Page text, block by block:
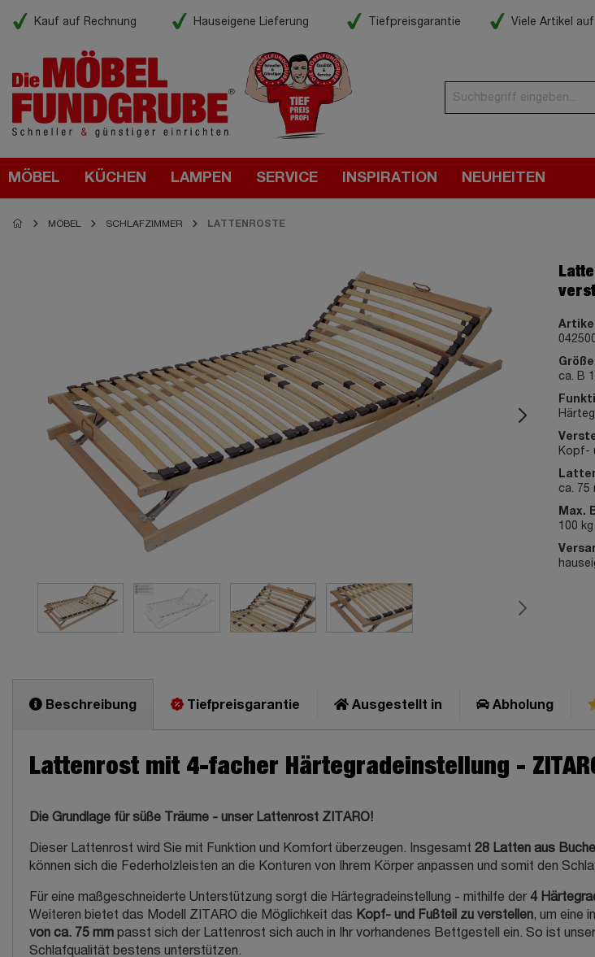
Kauf auf Rechnung Hauseigene Lieferung Tiefpreisgarantie Viele Artikel
MÖBEL KÜCHEN LAMPEN SERVICE INSPIRATION NEUHEITEN
MÖBEL SCHLAFZIMMER LATTENROSTE
ca. B
Kopf-
ca. 75
Max.
100 kg
Beschreibung Tiefpreisgarantie Ausgestellt in Abholung
Lattenrost mit 4-facher Härtegradeinstellung -
Die Grundlage für süße Träume - unser Lattenrost ZITARO!
Dieser Lattenrost wird Sie mit Funktion und Komfort überzeugen. Insgesamt 28 Latten aus
können sich die Federholzleisten an die Konturen von Ihrem Körper anpassen und somit den
Für eine maßgeschneiderte Unterstützung sorgt die Härtegradeinstellung - mithilfe der 4
Weiteren bietet das Modell ZITARO die Möglichkeit das Kopf- und Fußteil zu verstellen, um eine
von ca. 75 mm passt sich der Lattenrost sich auch in Ihr vorhandenes Bettgestell ein. So ist
Schlafqualität bestens unterstützen.